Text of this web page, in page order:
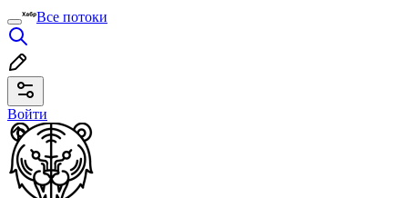
Все потоки
Войти